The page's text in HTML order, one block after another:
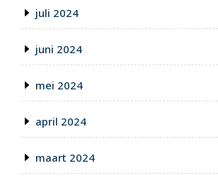
juli 2024
juni 2024
mei 2024
april 2024
maart 2024